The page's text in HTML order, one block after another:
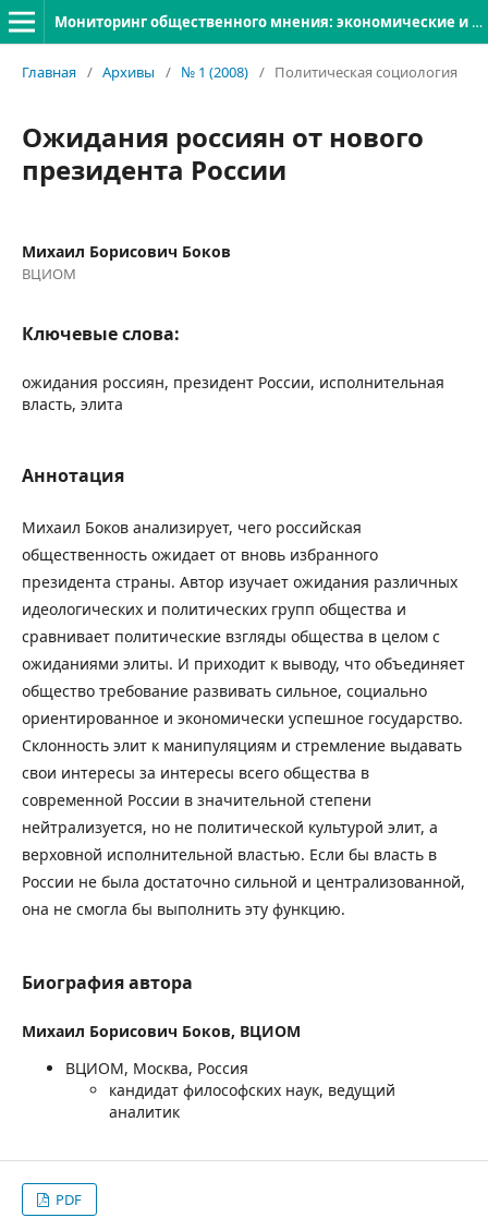
Мониторинг общественного мнения: экономические и социальные перемены
Главная / Архивы / № 1 (2008) / Политическая социология
Ожидания россиян от нового
президента России
Михаил Борисович Боков
ВЦИОМ
Ключевые слова:
ожидания россиян, президент России, исполнительная
власть, элита
Аннотация
Михаил Боков анализирует, чего российская
общественность ожидает от вновь избранного
президента страны. Автор изучает ожидания различных
идеологических и политических групп общества и
сравнивает политические взгляды общества в целом с
ожиданиями элиты. И приходит к выводу, что объединяет
общество требование развивать сильное, социально
ориентированное и экономически успешное государство.
Склонность элит к манипуляциям и стремление выдавать
свои интересы за интересы всего общества в
современной России в значительной степени
нейтрализуется, но не политической культурой элит, а
верховной исполнительной властью. Если бы власть в
России не была достаточно сильной и централизованной,
она не смогла бы выполнить эту функцию.
Биография автора
Михаил Борисович Боков, ВЦИОМ
ВЦИОМ, Москва, Россия
кандидат философских наук, ведущий
аналитик
PDF